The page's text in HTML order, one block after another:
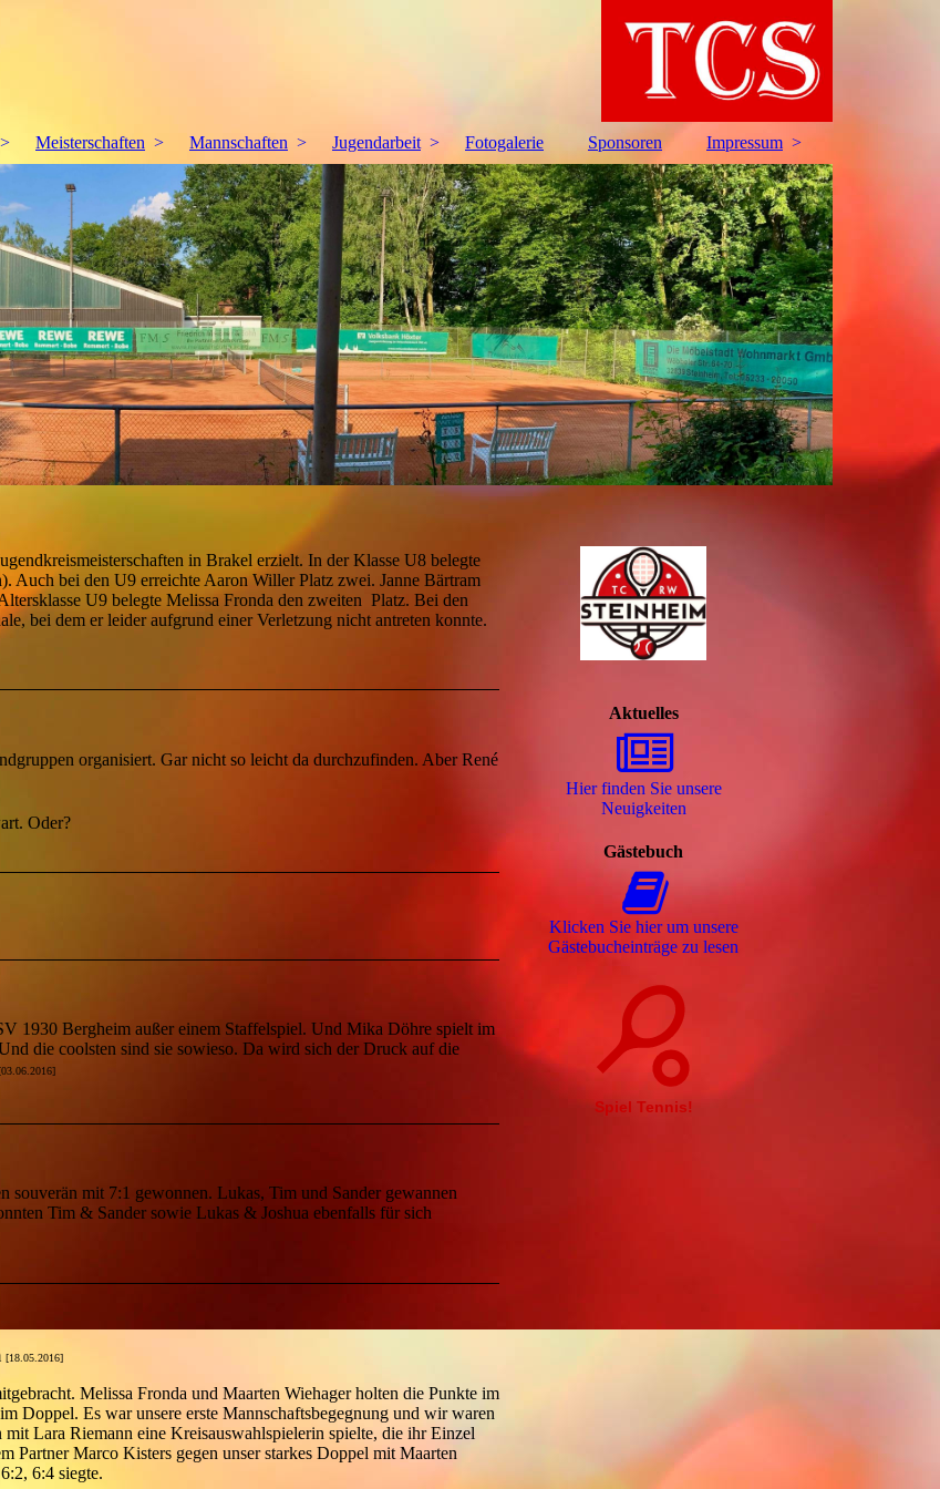
Meisterschaften Mannschaften Jugendarbeit Fotogalerie Sponsoren Impressum
in Brakel erzielt. In der Klasse U8 belegte
Auch bei den U9 erreichte Aaron Willer Platz zwei. Janne Bärtram
U9 belegte Melissa Fronda den zweiten Platz. Bei den
bei dem er leider aufgrund einer Verletzung nicht antreten konnte.
organisiert. Gar nicht so leicht da durchzufinden. Aber René
Oder?
1930 Bergheim außer einem Staffelspiel. Und Mika Döhre spielt im
die coolsten sind sie sowieso. Da wird sich der Druck auf die
souverän mit 7:1 gewonnen. Lukas, Tim und Sander gewannen
Tim & Sander sowie Lukas & Joshua ebenfalls für sich
[18.05.2016]
Melissa Fronda und Maarten Wiehager holten die Punkte im
Doppel. Es war unsere erste Mannschaftsbegegnung und wir waren
Lara Riemann eine Kreisauswahlspielerin spielte, die ihr Einzel
Partner Marco Kisters gegen unser starkes Doppel mit Maarten
6:4 siegte.
Aktuelles
Hier finden Sie unsere
Neuigkeiten
Gästebuch
Klicken Sie hier um unsere
Gäs­te­buch­ein­trä­ge zu lesen
Spiel Tennis!